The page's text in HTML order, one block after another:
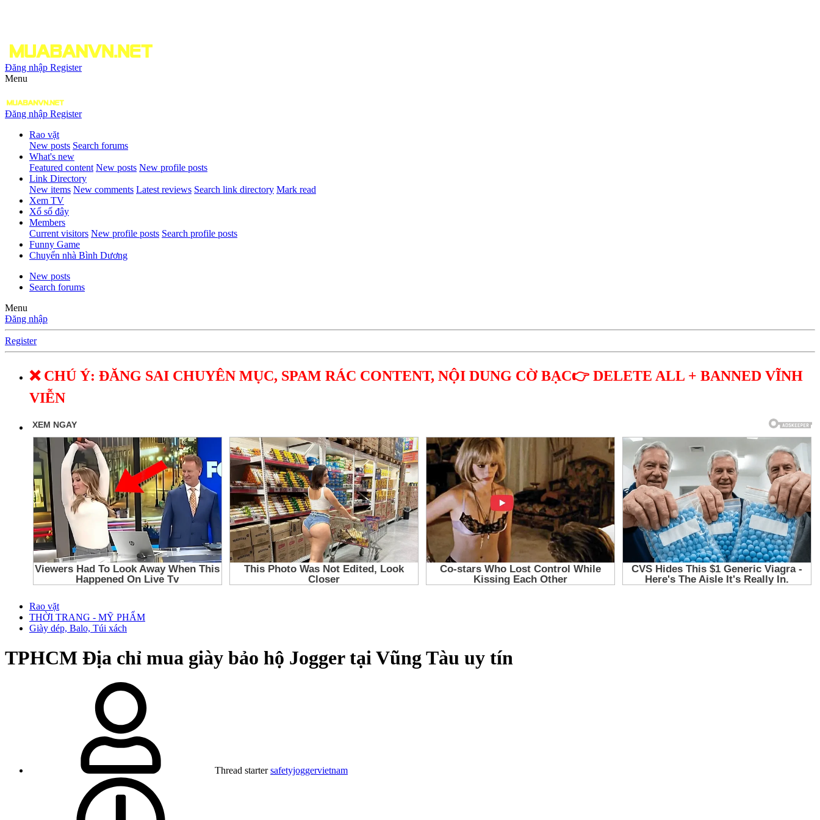
Đăng nhập Register
Menu
Đăng nhập Register
Rao vặt
New posts Search forums
What's new
Featured content New posts New profile posts
Link Directory
New items New comments Latest reviews Search link directory Mark read
Xem TV
Xổ số đây
Members
Current visitors New profile posts Search profile posts
Funny Game
Chuyển nhà Bình Dương
New posts
Search forums
Menu
Đăng nhập
Register
❌ CHÚ Ý: ĐĂNG SAI CHUYÊN MỤC, SPAM RÁC CONTENT, NỘI DUNG CỜ BẠC👉 DELETE ALL + BANNED VĨNH
VIỄN
Rao vặt
THỜI TRANG - MỸ PHẨM
Giày dép, Balo, Túi xách
TPHCM Địa chỉ mua giày bảo hộ Jogger tại Vũng Tàu uy tín
Thread starter safetyjoggervietnam